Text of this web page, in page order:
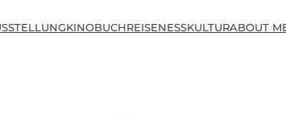
KINOBUCHREISENESSKULTURABOUT